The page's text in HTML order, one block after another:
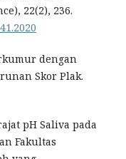
22(2), 236.
dengan
Skor Plak.
pH Saliva pada
Fakultas